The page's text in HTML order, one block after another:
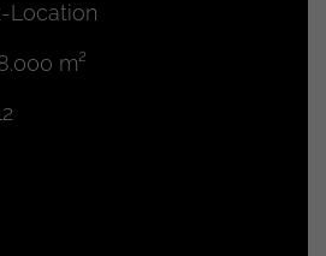
Location
m²